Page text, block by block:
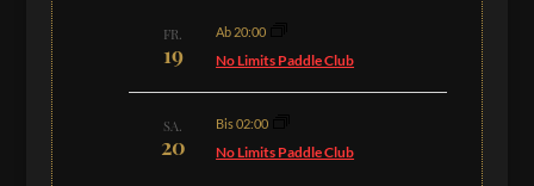
FR.
19
Ab 20:00
No Limits Paddle Club
SA.
20
Bis 02:00
No Limits Paddle Club